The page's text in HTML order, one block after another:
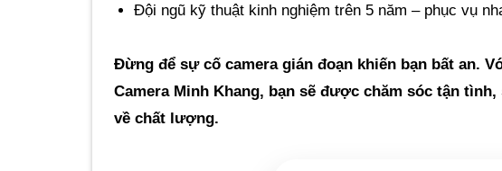
Đội ngũ kỹ thuật kinh nghiệm trên 5 năm – phục vụ
Đừng để sự cố camera gián đoạn khiến bạn bất an.
Camera Minh Khang, bạn sẽ được chăm sóc tận
về chất lượng.